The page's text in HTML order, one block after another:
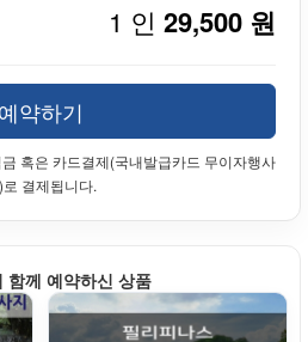
1 인 29,500 원
예약하기
혹은 카드결제(국내발급카드 무이자행사
로 결제됩니다.
함께 예약하신 상품